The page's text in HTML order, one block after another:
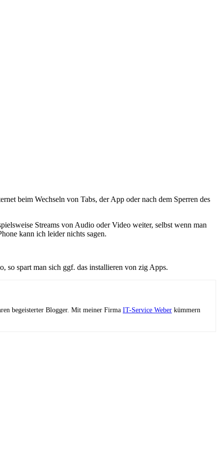
beim Wechseln von Tabs, der App oder nach dem Sperren des
Streams von Audio oder Video weiter, selbst wenn man
kann ich leider nichts sagen.
so spart man sich ggf. das installieren von zig Apps.
begeisterter Blogger. Mit meiner Firma IT-Service Weber kümmern